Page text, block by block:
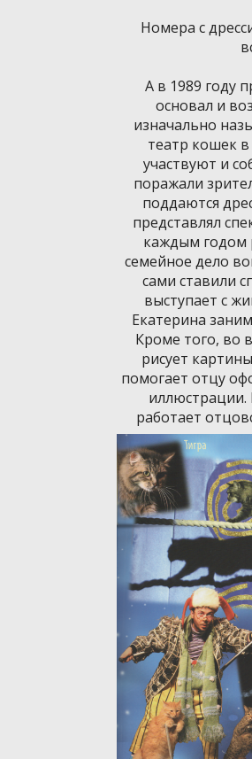
Номера с
А в 1989 году
основал и
изначально
театр кошек
участвуют и
поражали
поддаются
представлял
каждым годом
семейное дело
сами ставили
выступает с
Екатерина
Кроме того, во
рисует
помогает отцу
работает